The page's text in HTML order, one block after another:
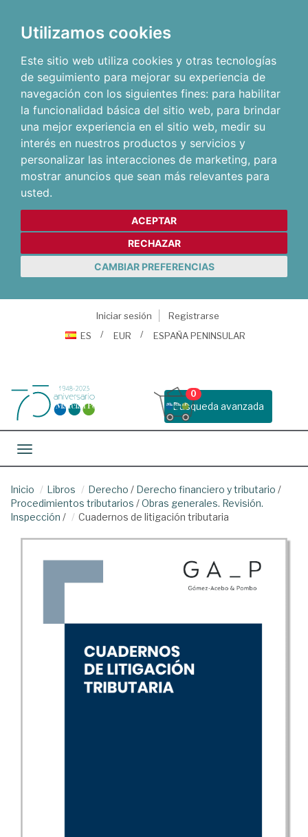
Utilizamos cookies
Este sitio web utiliza cookies y otras tecnologías
de seguimiento para mejorar su experiencia de
navegación con los siguientes fines: para habilitar
la funcionalidad básica del sitio web, para brindar
una mejor experiencia en el sitio web, medir su
interés en nuestros productos y servicios y
personalizar las interacciones de marketing, para
mostrar anuncios que sean más relevantes para
usted.
ACEPTAR
RECHAZAR
CAMBIAR PREFERENCIAS
Iniciar sesión
Registrarse
ES
EUR ESPAÑA PENINSULAR
Busqueda avanzada
0
Toggle navigation
Inicio Libros Derecho / Derecho financiero y tributario /
Procedimientos tributarios /Obras generales. Revisión.
Inspección / Cuadernos de litigación tributaria